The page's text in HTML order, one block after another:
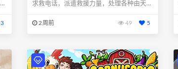
3
求救电话，派遣救援力量，处理各种由天
2周前 49 5